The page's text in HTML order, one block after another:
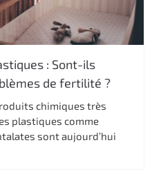
: Sont-ils
de fertilité ?
chimiques très
plastiques comme
sont aujourd’hui